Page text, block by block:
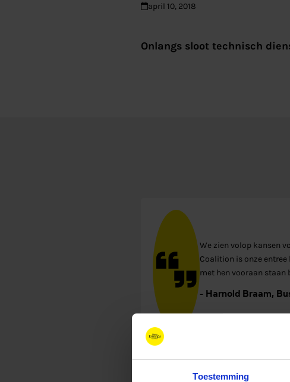
Toestemming
april 10, 2018
Onlangs sloot technisch
We zien volop kansen
Coalition is onze
met hen vooraan staan
- Harnold Braam,
Stork, met het